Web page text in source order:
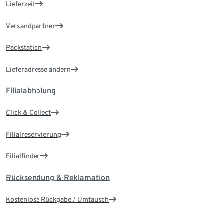
Lieferzeit
Versandpartner
Packstation
Lieferadresse ändern
Filialabholung
Click & Collect
Filialreservierung
Filialfinder
Rücksendung & Reklamation
Kostenlose Rückgabe / Umtausch